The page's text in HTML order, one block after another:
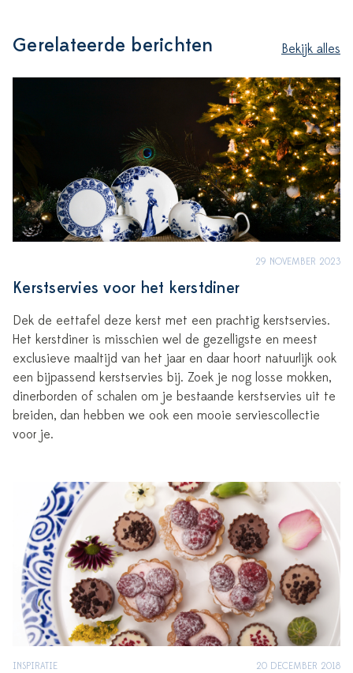
Gerelateerde berichten Bekijk alles
29 NOVEMBER 2023
Kerstservies voor het kerstdiner
Dek de eettafel deze kerst met een prachtig kerstservies.
Het kerstdiner is misschien wel de gezelligste en meest
exclusieve maaltijd van het jaar en daar hoort natuurlijk ook
een bijpassend kerstservies bij. Zoek je nog losse mokken,
dinerborden of schalen om je bestaande kerstservies uit te
breiden, dan hebben we ook een mooie serviescollectie
voor je.
INSPIRATIE 20 DECEMBER 2018